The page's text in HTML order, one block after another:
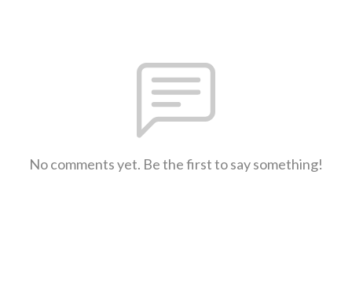
No comments yet. Be the first to say something!